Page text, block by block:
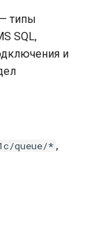
типы
SQL,
и
queue/* ,